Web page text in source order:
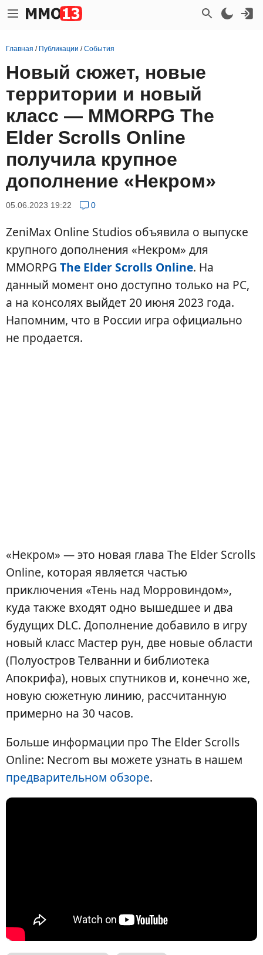
Главная / Публикации /События
Новый сюжет, новые
территории и новый
класс — MMORPG The
Elder Scrolls Online
получила крупное
дополнение «Некром»
05.06.2023 19:22 0
ZeniMax Online Studios объявила о выпуске
крупного дополнения «Некром» для
MMORPG The Elder Scrolls Online. На
данный момент оно доступно только на PC,
а на консолях выйдет 20 июня 2023 года.
Напомним, что в России игра официально
не продается.
«Некром» — это новая глава The Elder Scrolls
Online, которая является частью
приключения «Тень над Морровиндом»,
куда также входят одно вышедшее и два
будущих DLC. Дополнение добавило в игру
новый класс Мастер рун, две новые области
(Полуостров Телванни и библиотека
Апокрифа), новых спутников и, конечно же,
новую сюжетную линию, рассчитанную
примерно на 30 часов.
Больше информации про The Elder Scrolls
Online: Necrom вы можете узнать в нашем
предварительном обзоре.